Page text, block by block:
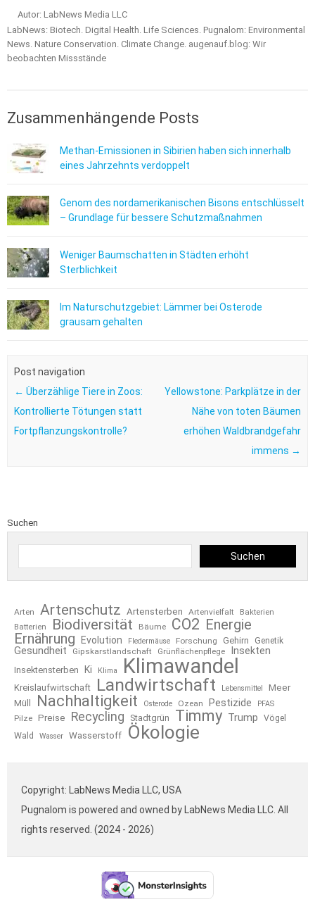
Autor: LabNews Media LLC
LabNews: Biotech. Digital Health. Life Sciences. Pugnalom: Environmental
News. Nature Conservation. Climate Change. augenauf.blog: Wir
beobachten Missstände
Zusammenhängende Posts
Methan-Emissionen in Sibirien haben sich innerhalb
eines Jahrzehnts verdoppelt
Genom des nordamerikanischen Bisons entschlüsselt
– Grundlage für bessere Schutzmaßnahmen
Weniger Baumschatten in Städten erhöht
Sterblichkeit
Im Naturschutzgebiet: Lämmer bei Osterode
grausam gehalten
Post navigation
← Überzählige Tiere in Zoos:
Kontrollierte Tötungen statt
Fortpflanzungskontrolle?
Yellowstone: Parkplätze in der
Nähe von toten Bäumen
erhöhen Waldbrandgefahr
immens →
Suchen
Suchen
Arten Artenschutz Artensterben Artenvielfalt
Bakterien
Batterien
Biodiversität Bäume CO2 Energie
Ernährung
Evolution Fledermäuse Forschung Gehirn Genetik
Gesundheit Gipskarstlandschaft Grünflächenpflege Insekten
Insektensterben Ki Klima Klimawandel
Kreislaufwirtschaft Landwirtschaft Lebensmittel
Meer
Müll
Nachhaltigkeit Osterode Ozean Pestizide PFAS
Pilze Preise Recycling Stadtgrün Timmy Trump
Vögel
Wald
Wasser Wasserstoff Ökologie
Copyright: LabNews Media LLC, USA
Pugnalom is powered and owned by LabNews Media LLC. All
rights reserved. (2024 - 2026)